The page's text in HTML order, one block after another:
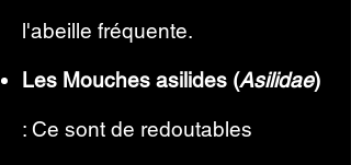
l'abeille fréquente.
Les Mouches asilides (Asilidae)
: Ce sont de redoutables